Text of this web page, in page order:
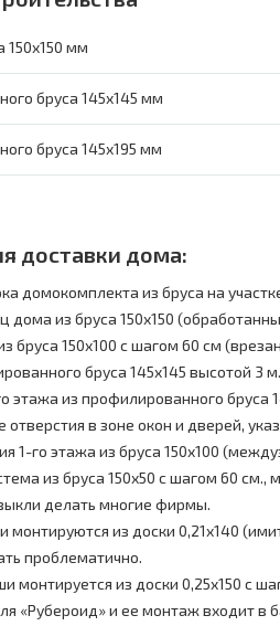
150х150 мм
бруса 145х145 мм
бруса 145х195 мм
доставки дома:
домокомплекта из бруса на
дома из бруса 150х150
бруса 150х100 с шагом 60 см
бруса 145х145 высотой 3
этажа из профилированного бруса
отверстия в зоне окон и дверей,
1-го этажа из бруса 150х100
из бруса 150х50 с шагом 60 см.,
делать многие фирмы.
из доски 0,21х140
проблематично.
монтируется из доски 0,25х150 с
«Рубероид» и ее монтаж входит в